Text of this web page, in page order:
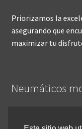
Priorizamos la
asegurando que
maximizar tu
Neumáticos
Inicio